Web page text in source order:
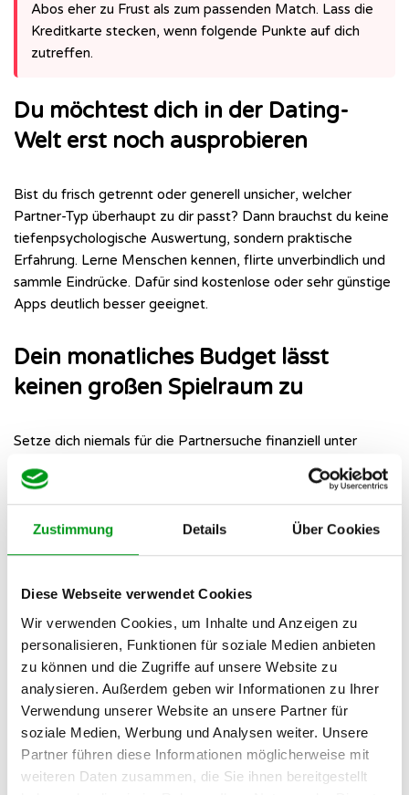
Zustimmung Details Über Cookies
Diese Webseite verwendet Cookies
Wir verwenden Cookies, um Inhalte und Anzeigen zu
personalisieren, Funktionen für soziale Medien anbieten
zu können und die Zugriffe auf unsere Website zu
analysieren. Außerdem geben wir Informationen zu Ihrer
Verwendung unserer Website an unsere Partner für
soziale Medien, Werbung und Analysen weiter. Unsere
Partner führen diese Informationen möglicherweise mit
weiteren Daten zusammen, die Sie ihnen bereitgestellt
Abos eher zu Frust als zum passenden Match. Lass die
Kreditkarte stecken, wenn folgende Punkte auf dich
zutreffen.
Du möchtest dich in der Dating-
Welt erst noch ausprobieren
Bist du frisch getrennt oder generell unsicher, welcher
Partner-Typ überhaupt zu dir passt? Dann brauchst du keine
tiefenpsychologische Auswertung, sondern praktische
Erfahrung. Lerne Menschen kennen, flirte unverbindlich und
sammle Eindrücke. Dafür sind kostenlose oder sehr günstige
Apps deutlich besser geeignet.
Dein monatliches Budget lässt
keinen großen Spielraum zu
Setze dich niemals für die Partnersuche finanziell unter
Bauchschmerzen bezahlen kannst, baust du dir selbst eine
enorme Erwartungshaltungauf. Dating sollte Spaß machen
und leicht sein. Wer bei jedem Date im Hinterkopf hat, dass
das Abo diesen Monat schon 60 Euro gekostet hat, strahlt
Du lebst in einer sehr ländlichen
Region mit geringer Dichte
Der beste Algorithmus bringt dir nichts, wenn in deinem
Umkreis niemand angemeldet ist. Partnervermittlungen
haben naturgemäß deutlich weniger Nutzer als kostenlose
Mainstream-Apps. Wenn du abseits der Ballungsräume lebst